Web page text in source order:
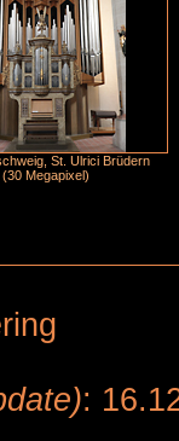
St. Ulrici Brüdern
(30 Megapixel)
: